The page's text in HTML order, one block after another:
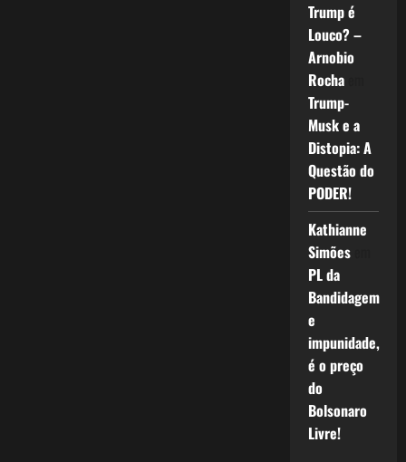
Trump é
Louco? –
Arnobio
Rochaem
Trump-
Musk e a
Distopia: A
Questão do
PODER!
Kathianne
Simõesem
PL da
Bandidagem
e
impunidade,
é o preço
do
Bolsonaro
Livre!